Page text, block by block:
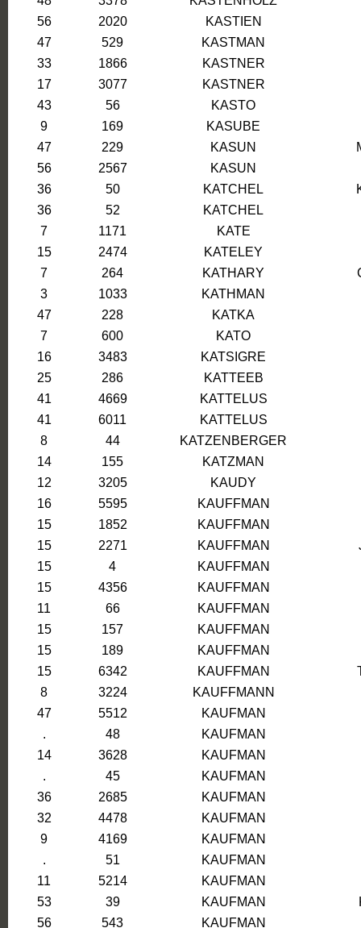
56
2020
KASTIEN
47
529
KASTMAN
33
1866
KASTNER
17
3077
KASTNER
43
56
KASTO
9
169
KASUBE
47
229 KASUN
56
2567
KASUN
36
50 KATCHEL
36
52
KATCHEL
7
1171
KATE
15
2474
KATELEY
7
264 KATHARY
3
1033
KATHMAN
47
228
KATKA
7
600
KATO
16
3483
KATSIGRE
25
286
KATTEEB
41
4669
KATTELUS
41
6011
KATTELUS
8
44
KATZENBERGER
14
155
KATZMAN
12
3205
KAUDY
16
5595
KAUFFMAN
15
1852
KAUFFMAN
15
2271 KAUFFMAN
15
4
KAUFFMAN
15
4356
KAUFFMAN
11
66
KAUFFMAN
15
157
KAUFFMAN
15
189
KAUFFMAN
15
6342 KAUFFMAN
8
3224
KAUFFMANN
47
5512
KAUFMAN
.
48
KAUFMAN
14
3628
KAUFMAN
.
45
KAUFMAN
36
2685
KAUFMAN
32
4478
KAUFMAN
9
4169
KAUFMAN
.
51
KAUFMAN
11
5214
KAUFMAN
53
39 KAUFMAN
56
543
KAUFMAN